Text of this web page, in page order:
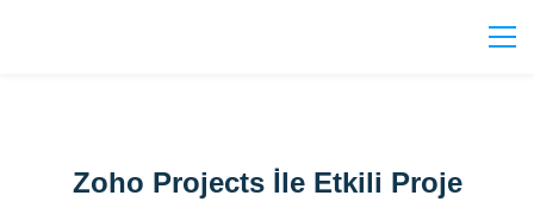
Zoho Projects İle Etkili Proje